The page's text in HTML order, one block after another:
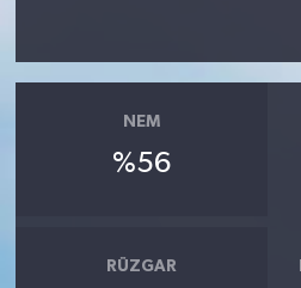
NEM
%56
RÜZGAR